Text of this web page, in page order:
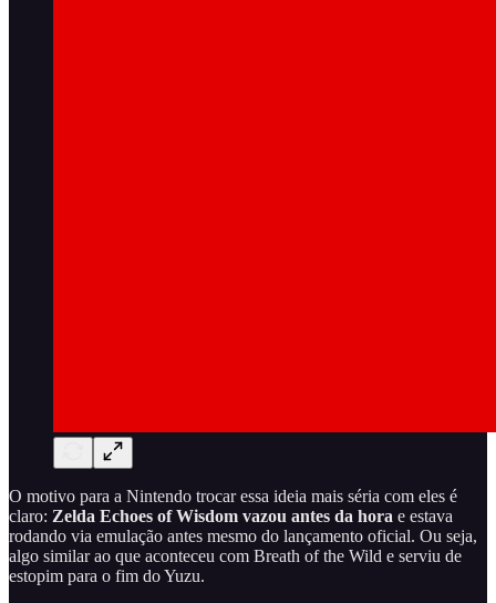
O motivo para a Nintendo trocar essa ideia mais séria com eles é
claro: Zelda Echoes of Wisdom vazou antes da hora e estava
rodando via emulação antes mesmo do lançamento oficial. Ou seja,
algo similar ao que aconteceu com Breath of the Wild e serviu de
estopim para o fim do Yuzu.